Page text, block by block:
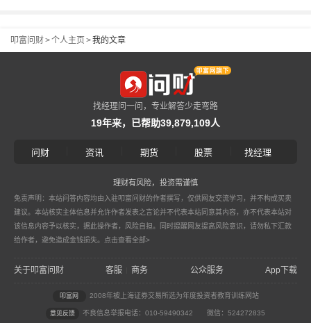
叩富问财>个人主页 >我的文章
找经理问一问，专业解答少走弯路
19年来，已帮助39,879,109人
问财 资讯 期货 股票 找经理
理财有风险，投资需谨慎
免责声明：本站问答内容均由入驻叩富问财的作者撰写，仅供网友交流学习，并不构成买卖
建议。本站核实主体信息并允许作者发表之言论并不代表本站同意其内容，亦不代表本站对
该信息内容予以核实，据此操作者，风险自担。同时提醒网友提高风险意识，请勿私下汇款
给作者，避免造成金钱损失。 点击查看全部>
关于叩富问财 客服 商务 公众服务 App下载
叩富网 2008年被上海证券交易所选为年度投资者教育训练网站
意见反馈 不良信息举报电话：010-59490342 微信：524272835